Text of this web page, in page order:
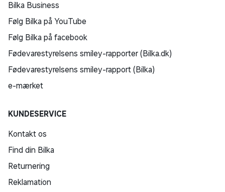
Bilka Business
Følg Bilka på YouTube
Følg Bilka på facebook
Fødevarestyrelsens smiley-rapporter (Bilka.dk)
Fødevarestyrelsens smiley-rapport (Bilka)
e-mærket
KUNDESERVICE
Kontakt os
Find din Bilka
Returnering
Reklamation